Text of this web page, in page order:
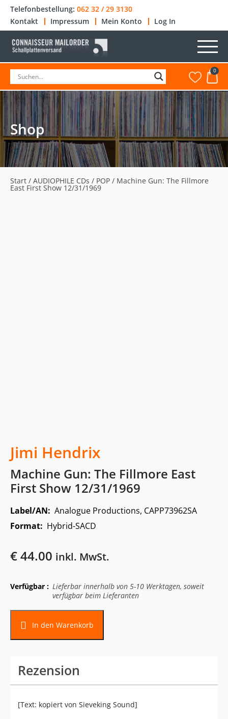
Telefonbestellung: 062 32 / 29 3130
Kontakt
Impressum Mein Konto Log In
0
Shop
Start / AUDIOPHILE CDs / POP / Machine Gun: The Fillmore
East First Show 12/31/1969
Jimi Hendrix
Machine Gun: The Fillmore East
First Show 12/31/1969
Label/AN: Analogue Productions, CAPP73962SA
Format: Hybrid-SACD
€44.00 inkl. MwSt.
Verfügbar : Lieferbar innerhalb von 5-10 Werktagen, soweit
verfügbar beim Lieferanten
In den Warenkorb
Rezension
[Text: kopiert von Sieveking Sound]